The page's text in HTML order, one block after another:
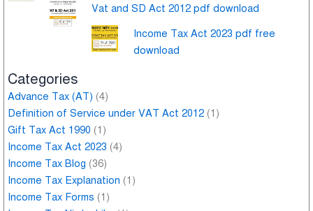
Vat and SD Act 2012 pdf download
Income Tax Act 2023 pdf free
download
Categories
Advance Tax (AT) (4)
Definition of Service under VAT Act 2012 (1)
Gift Tax Act 1990 (1)
Income Tax Act 2023 (4)
Income Tax Blog (36)
Income Tax Explanation (1)
Income Tax Forms (1)